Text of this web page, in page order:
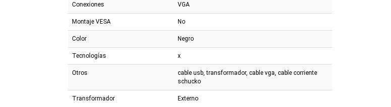
Conexiones VGA
Montaje VESA No
Color Negro
Tecnologías x
Otros
cable usb, transformador, cable vga, cable corriente
schucko
Transformador Externo